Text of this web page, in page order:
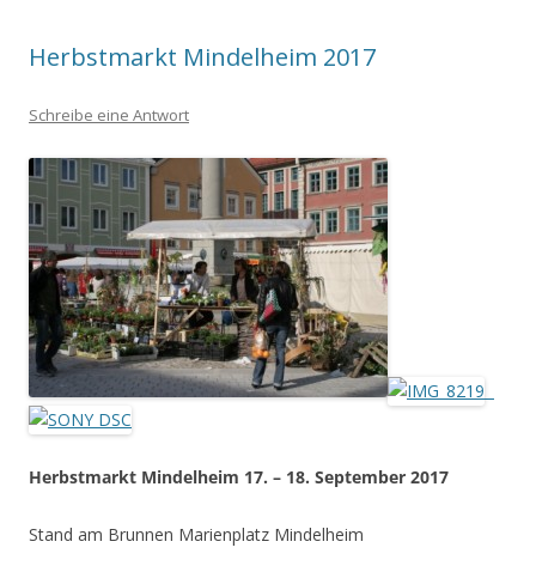
Herbstmarkt Mindelheim 2017
Schreibe eine Antwort
Herbstmarkt Mindelheim 17. – 18. September 2017
Stand am Brunnen Marienplatz Mindelheim